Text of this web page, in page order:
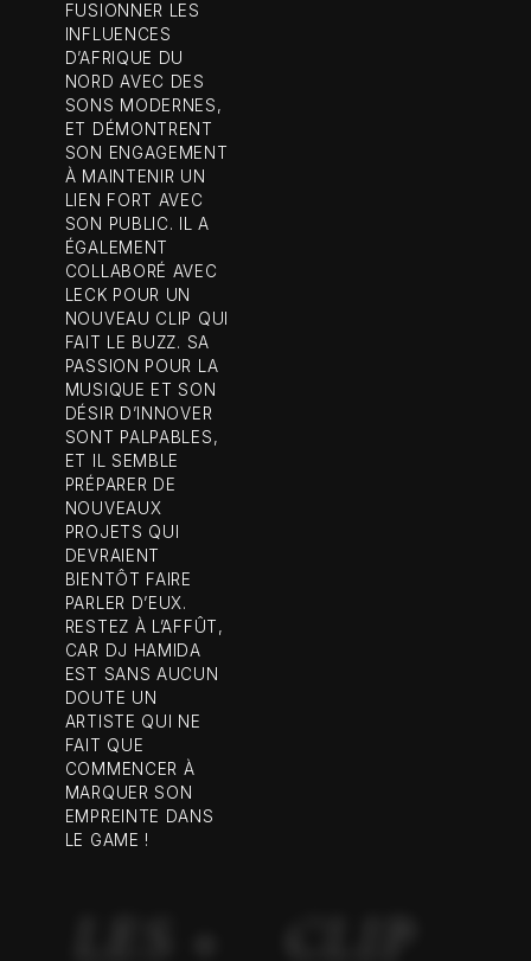
FUSIONNER LES
INFLUENCES
D’AFRIQUE DU
NORD AVEC DES
SONS MODERNES,
ET DÉMONTRENT
SON ENGAGEMENT
À MAINTENIR UN
LIEN FORT AVEC
SON PUBLIC. IL A
ÉGALEMENT
COLLABORÉ AVEC
LECK POUR UN
NOUVEAU CLIP QUI
FAIT LE BUZZ. SA
PASSION POUR LA
MUSIQUE ET SON
DÉSIR D’INNOVER
SONT PALPABLES,
ET IL SEMBLE
PRÉPARER DE
NOUVEAUX
PROJETS QUI
DEVRAIENT
BIENTÔT FAIRE
PARLER D’EUX.
RESTEZ À L’AFFÛT,
CAR DJ HAMIDA
EST SANS AUCUN
DOUTE UN
ARTISTE QUI NE
FAIT QUE
COMMENCER À
MARQUER SON
EMPREINTE DANS
LE GAME !